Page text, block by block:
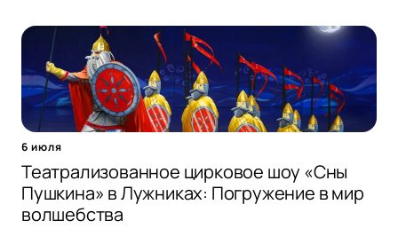
6 июля
Театрализованное цирковое шоу «Сны
Пушкина» в Лужниках: Погружение в мир
волшебства